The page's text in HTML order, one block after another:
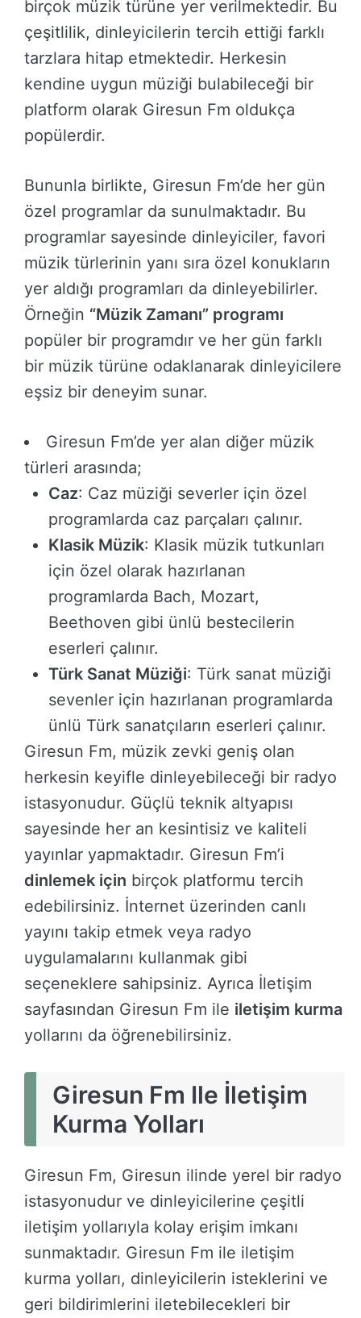
birçok müzik türüne yer verilmektedir. Bu
çeşitlilik, dinleyicilerin tercih ettiği farklı
tarzlara hitap etmektedir. Herkesin
kendine uygun müziği bulabileceği bir
platform olarak Giresun Fm oldukça
popülerdir.
Bununla birlikte, Giresun Fm’de her gün
özel programlar da sunulmaktadır. Bu
programlar sayesinde dinleyiciler, favori
müzik türlerinin yanı sıra özel konukların
yer aldığı programları da dinleyebilirler.
Örneğin “Müzik Zamanı” programı
popüler bir programdır ve her gün farklı
bir müzik türüne odaklanarak dinleyicilere
eşsiz bir deneyim sunar.
Giresun Fm’de yer alan diğer müzik
türleri arasında;
Caz: Caz müziği severler için özel
programlarda caz parçaları çalınır.
Klasik Müzik: Klasik müzik tutkunları
için özel olarak hazırlanan
programlarda Bach, Mozart,
Beethoven gibi ünlü bestecilerin
eserleri çalınır.
Türk Sanat Müziği: Türk sanat müziği
sevenler için hazırlanan programlarda
ünlü Türk sanatçıların eserleri çalınır.
Giresun Fm, müzik zevki geniş olan
herkesin keyifle dinleyebileceği bir radyo
istasyonudur. Güçlü teknik altyapısı
sayesinde her an kesintisiz ve kaliteli
yayınlar yapmaktadır. Giresun Fm’i
dinlemek için birçok platformu tercih
edebilirsiniz. İnternet üzerinden canlı
yayını takip etmek veya radyo
uygulamalarını kullanmak gibi
seçeneklere sahipsiniz. Ayrıca İletişim
sayfasından Giresun Fm ile iletişim kurma
yollarını da öğrenebilirsiniz.
Giresun Fm Ile İletişim
Kurma Yolları
Giresun Fm, Giresun ilinde yerel bir radyo
istasyonudur ve dinleyicilerine çeşitli
iletişim yollarıyla kolay erişim imkanı
sunmaktadır. Giresun Fm ile iletişim
kurma yolları, dinleyicilerin isteklerini ve
geri bildirimlerini iletebilecekleri bir